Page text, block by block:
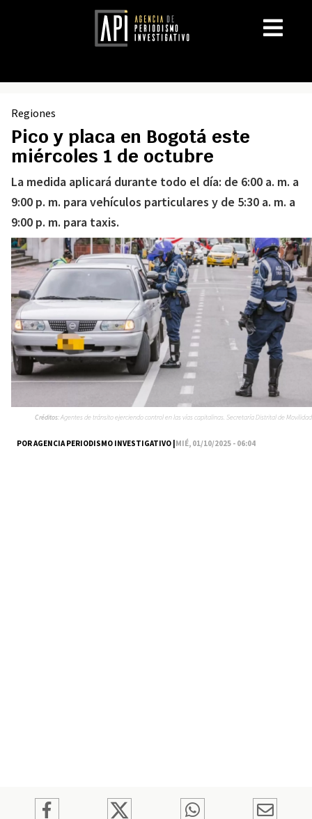
Regiones
Pico y placa en Bogotá este
miércoles 1 de octubre
La medida aplicará durante todo el día: de 6:00 a. m. a
9:00 p. m. para vehículos particulares y de 5:30 a. m. a
9:00 p. m. para taxis.
POR AGENCIA PERIODISMO INVESTIGATIVO |MIÉ, 01/10/2025 - 06:04
Créditos:Agentes de tránsito ejerciendo control en las vías capitalinas. Secretaría Distrital de Movilidad